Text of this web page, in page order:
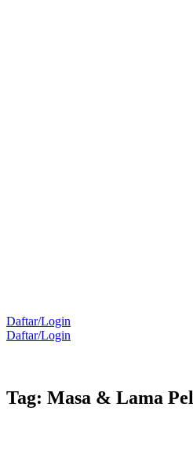
Daftar/Login
Daftar/Login
Tag: Masa & Lama